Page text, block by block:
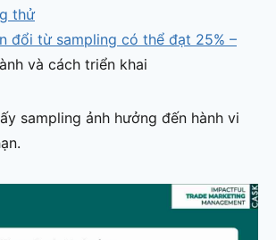
thử
đổi từ sampling có thể đạt 25% –
và cách triển khai
sampling ảnh hưởng đến hành vi